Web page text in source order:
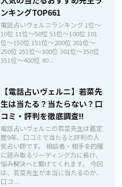
ンキングTOP661
電話占いヴェルニランキング 1位〜
10位 11位〜50位 51位〜100位 101
位〜150位 151位〜200位 201位〜
250位 251位〜300位 301位〜350位
351位〜400位 40 ...
【電話占いヴェルニ】若菜先
生は当たる？当たらない？口
コミ・評判を徹底調査!!
電話占いヴェルニの若菜先生は鑑定
歴9年、口コミで当たると評判の人
気占い師です。 相談者・相手を的確
に読み取るリーディング力に長け、
悩み解決へと繋げてくれます。 今回
は、若菜先生が本当に当たるのか、
口コ ...